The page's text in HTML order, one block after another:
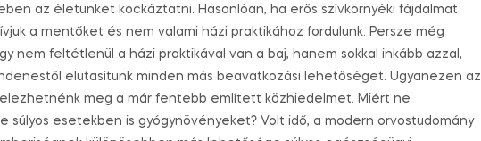
az életünket kockáztatni. Hasonlóan, ha erős szívkörnyéki fájdalmat
a mentőket és nem valami házi praktikához fordulunk. Persze még
nem feltétlenül a házi praktikával van a baj, hanem sokkal inkább azzal,
elutasítunk minden más beavatkozási lehetőséget. Ugyanezen az
meg a már fentebb említett közhiedelmet. Miért ne
esetekben is gyógynövényeket? Volt idő, a modern orvostudomány